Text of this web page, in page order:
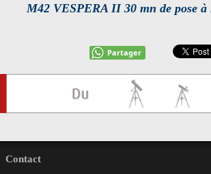
M42 VESPERA II 30 mn de pose
Partager
Contact